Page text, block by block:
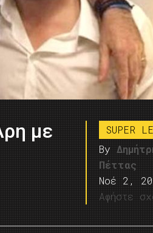
με
SUPER
By
Πέττας
Νοέ 2,
Αφήστε